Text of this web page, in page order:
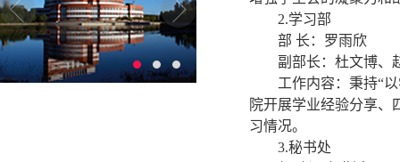
2.学习部
部 长：罗雨欣
副部长：杜文博、
工作内容：秉持“
院开展学业经验分享、
习情况。
3.秘书处